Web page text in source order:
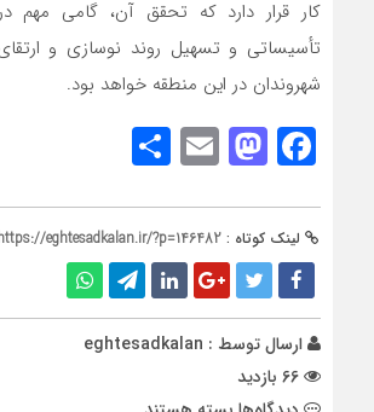
کار قرار دارد که تحقق آن، گامی مهم
تأسیساتی و تسهیل روند نوسازی و
شهروندان در این منطقه خواهد بود.
Facebook
Mastodon
Email
لینک کوتاه : eghtesadkalan.ir/?p=146482
ارسال توسط : eghtesadkalan